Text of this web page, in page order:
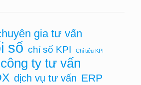
gia tư vấn
số chỉ số KPI Chỉ tiêu KPI
công ty tư vấn
dịch vụ tư vấn ERP